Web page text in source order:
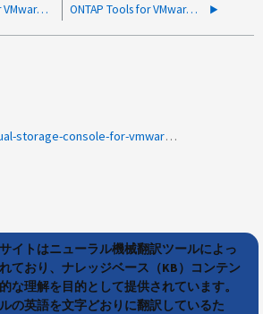
ONTAP Tools for VMware vSphere：OTV登録後に健全なアップストリームエラーが発生しません ONTAP Tools for VMware vSphere：FASシステムでのOTV 9.12データストアの作成は16TBに制限
product-categories:virtual-storage-console-for-vmware-vsphere
イトはニューラル機械翻訳ツールによっ
ており、ナレッジベース（KB）コンテン
な理解を目的として提供されています。
の英語を文字どおりに翻訳しているた